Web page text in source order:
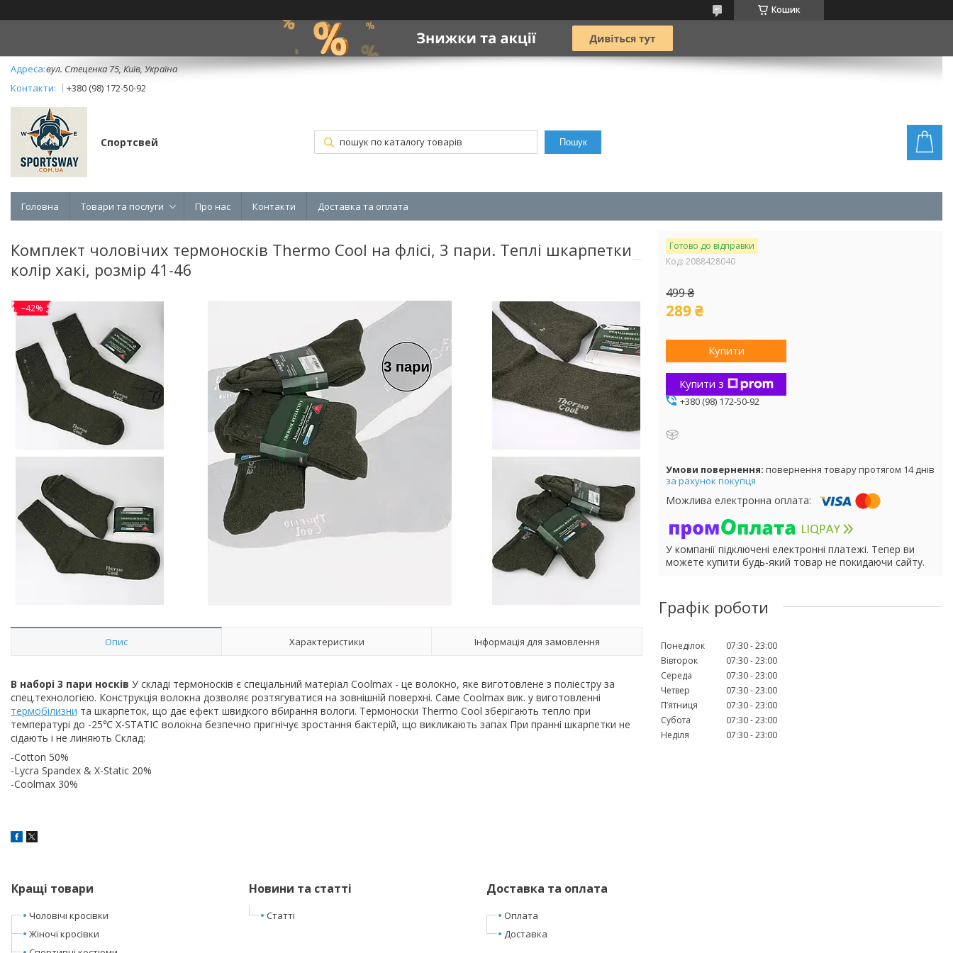
Кошик
вул. Стеценка 75, Київ, Україна
+380 (98) 172-50-92
Спортсвей Пошук
Головна Товари та послуги Про нас Контакти Доставка та оплата
Комплект чоловічих термоносків Thermo Cool на флісі, 3 пари. Теплі шкарпетки
колір хакі, розмір 41-46
–42%
Опис Характеристики Інформація для замовлення
В наборі 3 пари носків У складі термоносків є спеціальний матеріал Coolmax - це волокно, яке виготовлене з поліестру за
спец.технологією. Конструкція волокна дозволяє розтягуватися на зовнішній поверхні. Саме Coolmax вик. у виготовленні
термобілизни та шкарпеток, що дає ефект швидкого вбирання вологи. Термоноски Thermo Cool зберігають тепло при
температурі до -25℃ X-STATIC волокна безпечно пригнічує зростання бактерій, що викликають запах При пранні шкарпетки не
сідають і не линяють Склад:
-Cotton 50%
-Lycra Spandex & X-Static 20%
-Coolmax 30%
Готово до відправки
Код: 2088428040
499 ₴
289 ₴
Купити
Купити з
+380 (98) 172-50-92
повернення товару протягом 14 днів
за рахунок покупця
У компанії підключені електронні платежі. Тепер ви
можете купити будь-який товар не покидаючи сайту.
Графік роботи
Понеділок 07:30 23:00
Вівторок
07:30 23:00
Середа
07:30 23:00
Четвер
07:30 23:00
Пʼятниця
07:30 23:00
Субота
07:30 23:00
Неділя
07:30 23:00
Кращі товари
Чоловічі кросівки
Жіночі кросівки
Новини та статті
Статті
Доставка та оплата
Оплата
Доставка